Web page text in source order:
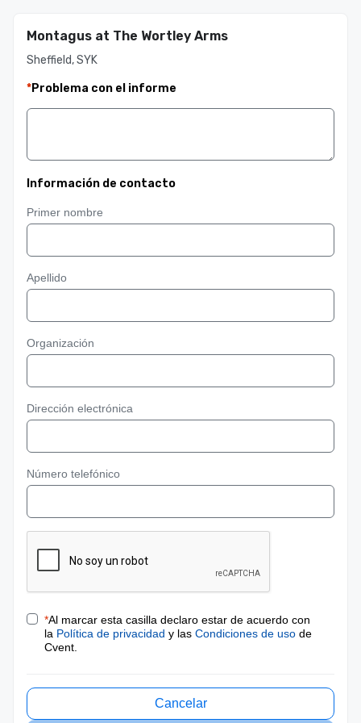
Montagus at The Wortley Arms
Sheffield, SYK
*Problema con el informe
Información de contacto
Primer nombre
Apellido
Organización
Dirección electrónica
Número telefónico
*Al marcar esta casilla declaro estar de acuerdo con
la Política de privacidad y las Condiciones de uso de
Cvent.
Cancelar